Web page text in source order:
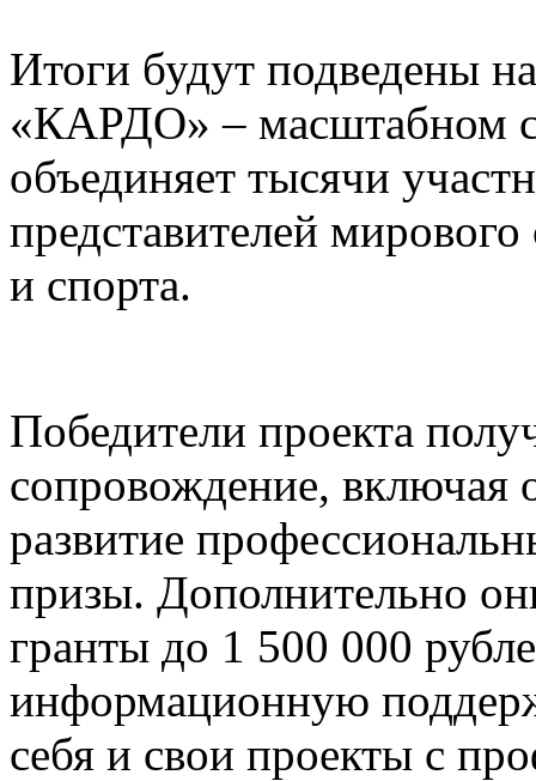
Итоги будут подведены
«КАРДО» – масштабном
объединяет тысячи
представителей
и спорта.
Победители проекта
сопровождение, включая
развитие
призы. Дополнительно
гранты до 1 500 000
информационную
себя и свои проекты с